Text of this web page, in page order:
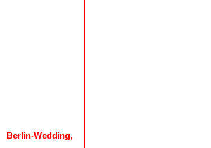
Wedding,